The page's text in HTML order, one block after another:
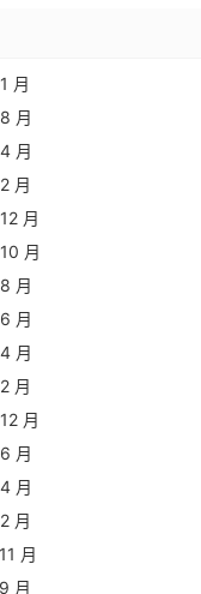
月
月
月
月
月
月
月
月
月
月
月
月
月
月
月
月